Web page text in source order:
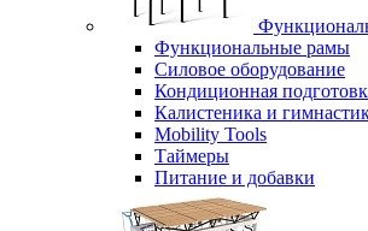
Функциональные рамы
Силовое оборудование
Кондиционная
Калистеника и
Mobility Tools
Таймеры
Питание и добавки